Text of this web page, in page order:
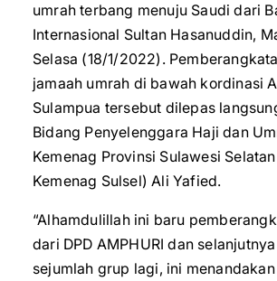
umrah terbang menuju Saudi dari
Internasional Sultan Hasanuddin,
Selasa (18/1/2022).
jamaah umrah di bawah kordinasi
Sulampua tersebut dilepas
Bidang Penyelenggara Haji dan
Kemenag Provinsi Sulawesi
Kemenag Sulsel) Ali Yafied.
“Alhamdulillah ini baru
dari DPD AMPHURI dan
sejumlah grup lagi, ini